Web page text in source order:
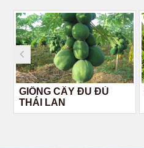
GIỐNG CÂY ĐU ĐỦ
THÁI LAN